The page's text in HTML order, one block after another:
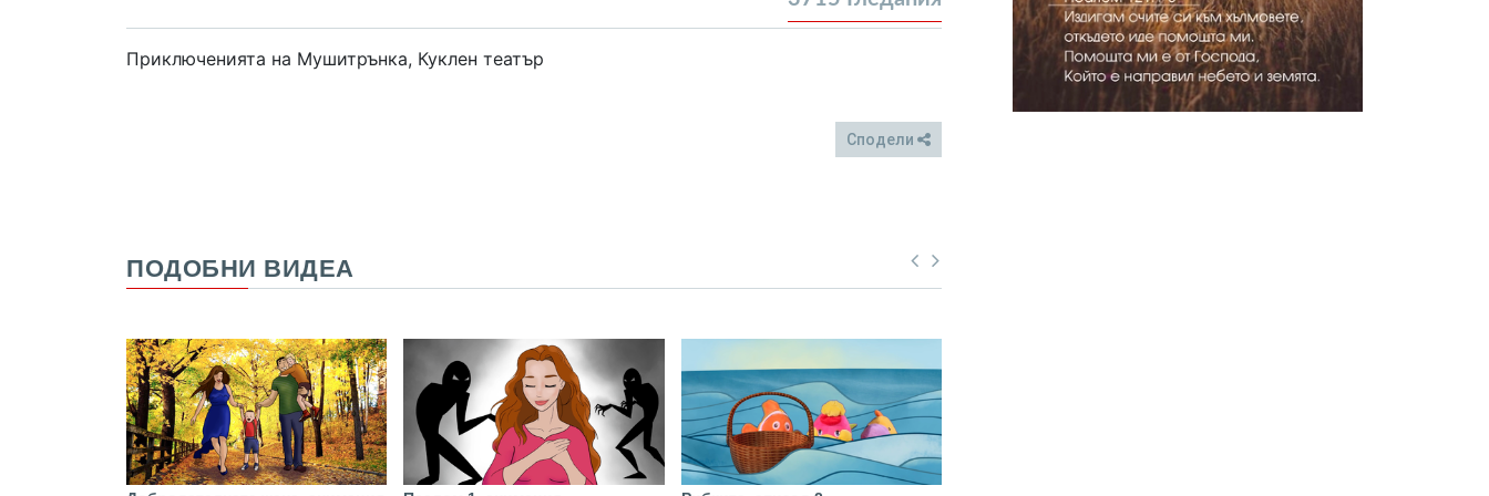
Приключенията на Мушитрънка, Куклен театър
Сподели
ПОДОБНИ ВИДЕА